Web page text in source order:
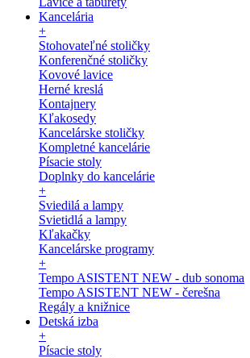
Kancelária
+
Stohovateľné stoličky
Konferenčné stoličky
Kovové lavice
Herné kreslá
Kontajnery
Kľakosedy
Kancelárske stoličky
Kompletné kancelárie
Písacie stoly
Doplnky do kancelárie
+
Sviedilá a lampy
Svietidlá a lampy
Kľakačky
Kancelárske programy
+
Tempo ASISTENT NEW - dub sonoma
Tempo ASISTENT NEW - čerešna
Regály a knižnice
Detská izba
+
Písacie stoly